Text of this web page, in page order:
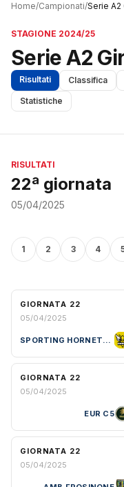
Home/Campionati/Serie A2
STAGIONE 2024/25
Serie A2
Risultati Classifica
Statistiche
RISULTATI
22ª giornata
05/04/2025
1 2 3 4
GIORNATA 22
05/04/2025
SPORTING HORNETS ROMA
GIORNATA 22
05/04/2025
EUR C5
GIORNATA 22
05/04/2025